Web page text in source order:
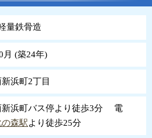
量鉄骨造
月 (築24年)
浜町2丁目
新浜町バス停より徒歩3分 電
森駅より徒歩25分